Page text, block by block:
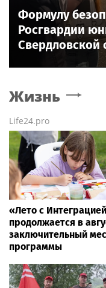
Формулу
Росгвардии
Свердловской
Жизнь
Life24.pro
«Лето с
продолжается в
заключительный
программы